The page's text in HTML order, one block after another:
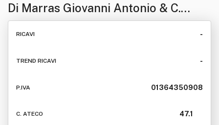
Di Marras Giovanni Antonio & C.
S.a.s. In Sigla "Co.mar. S.a.s. Di
RICAVI -
TREND RICAVI -
P.IVA 01364350908
C. ATECO 47.1